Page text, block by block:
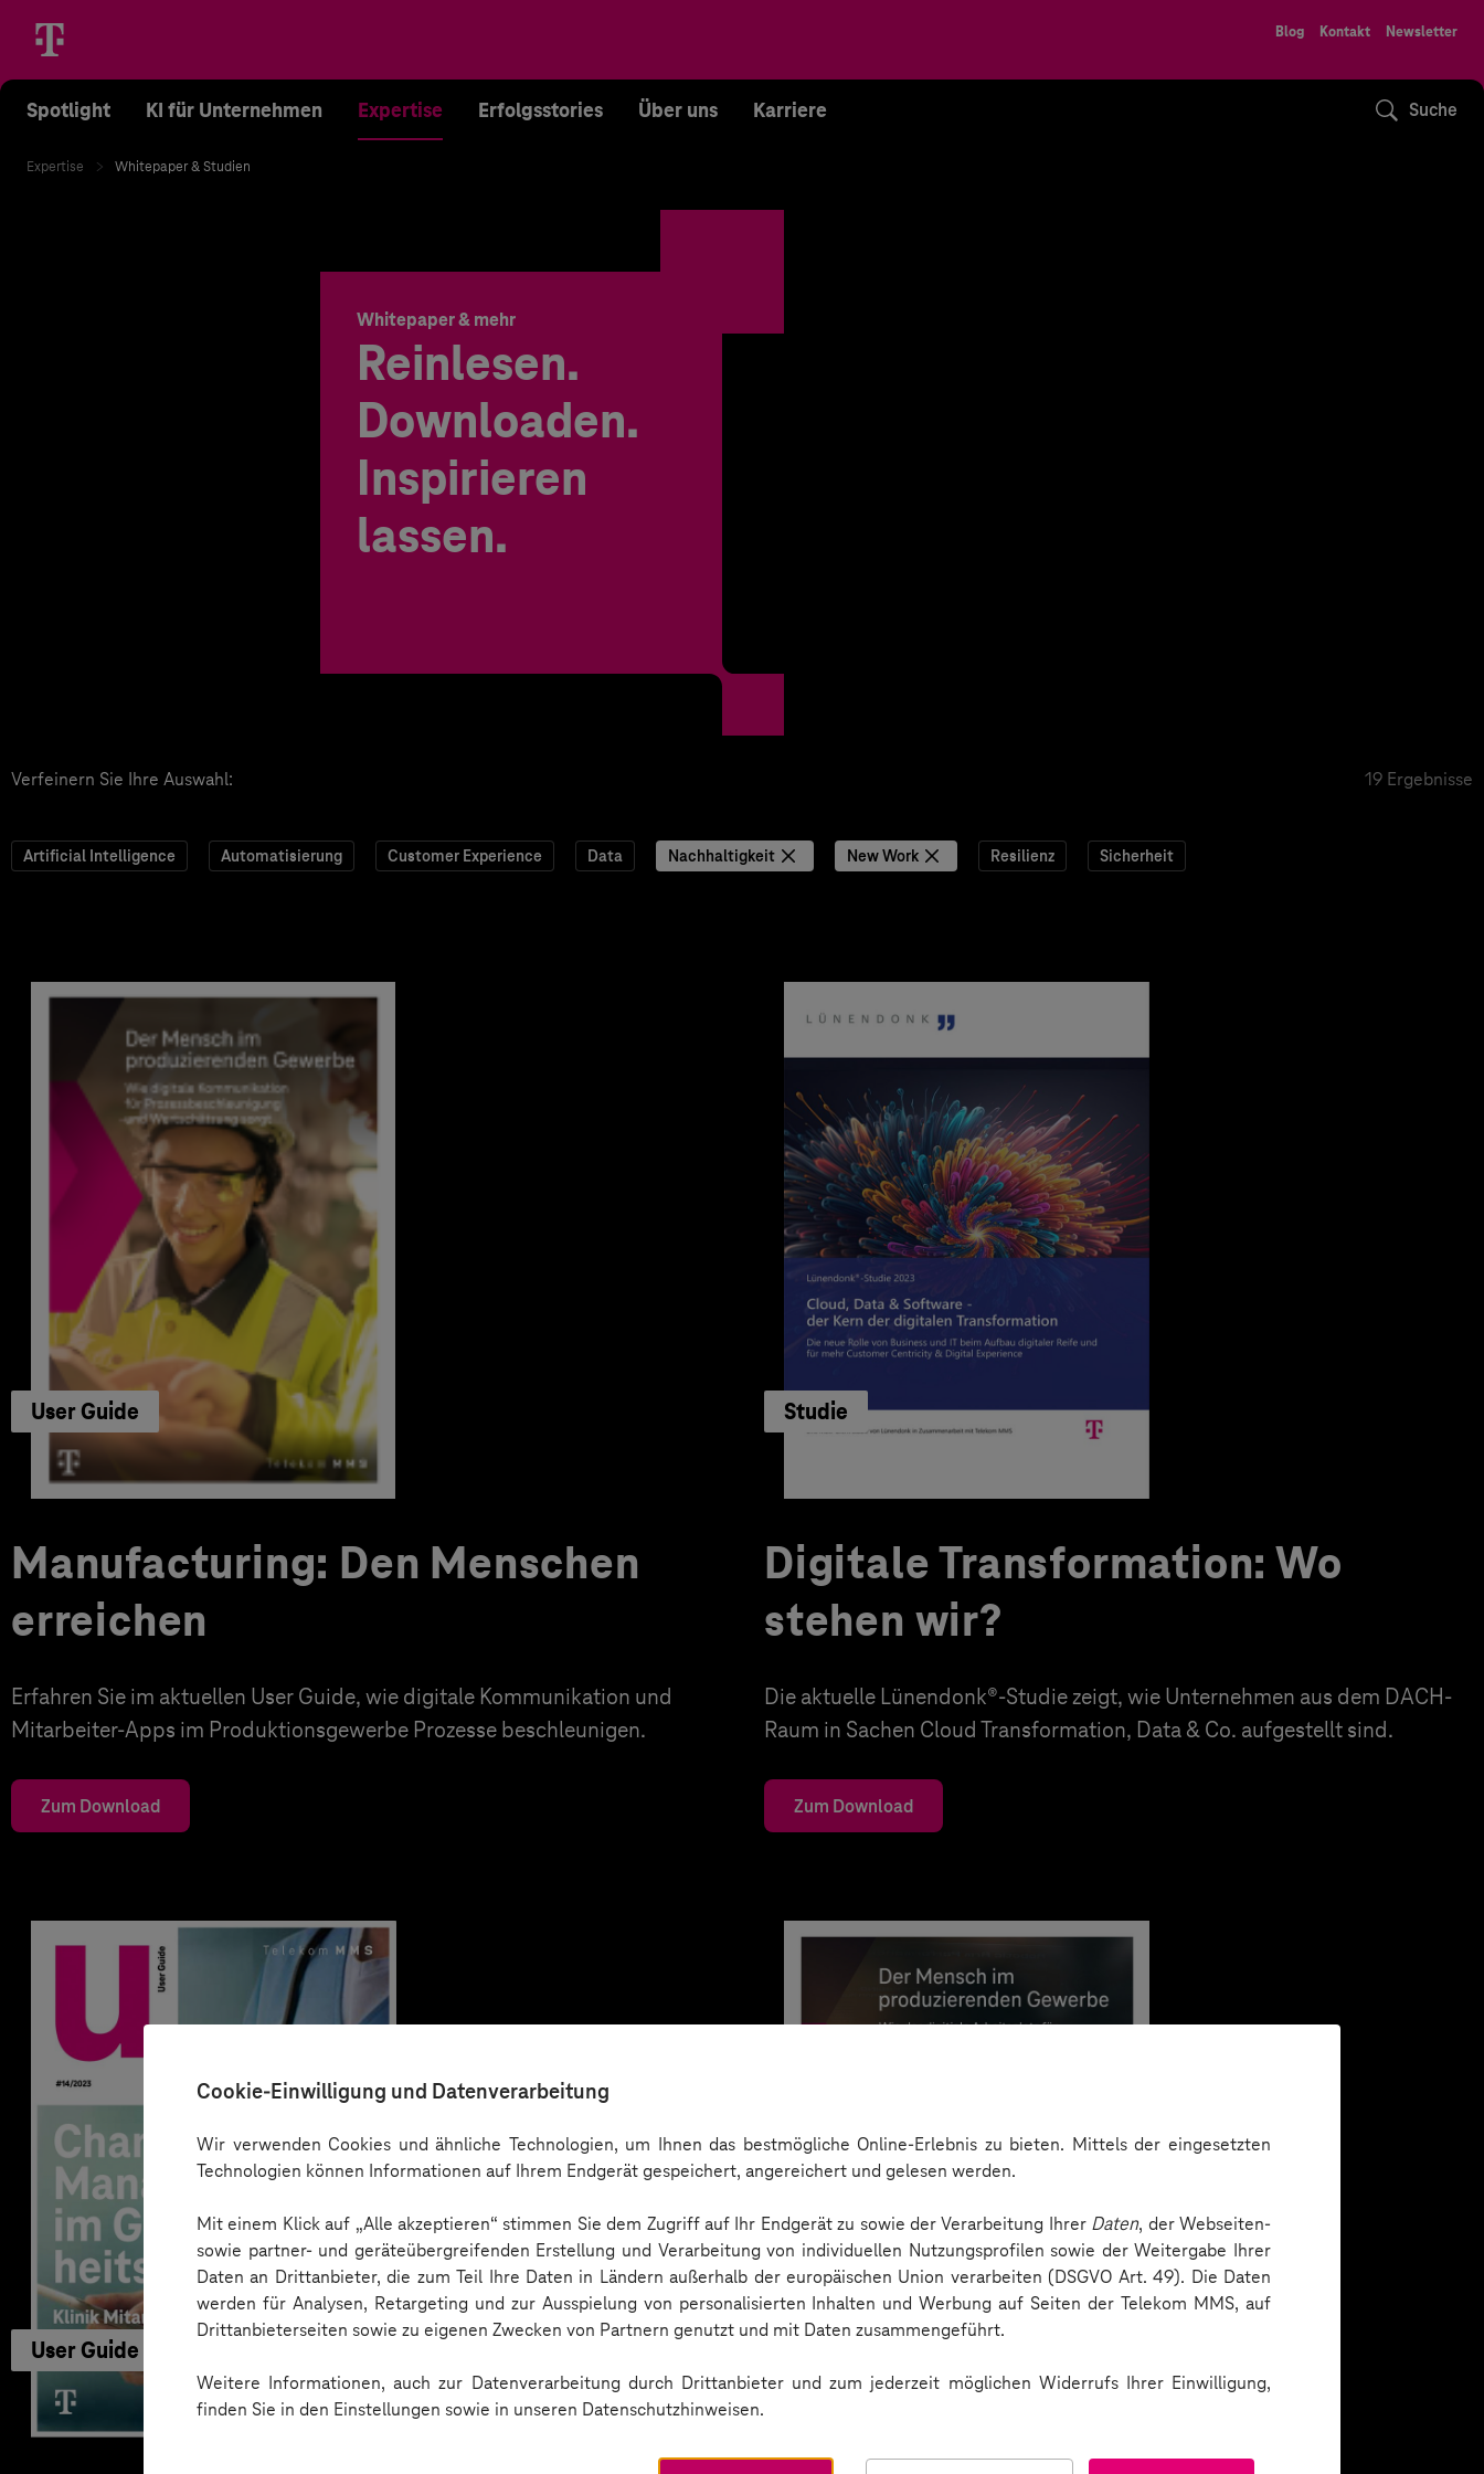
Cookie-Einwilligung und Datenverarbeitung
Wir verwenden Cookies und ähnliche Technologien, um Ihnen das bestmögliche Online-Erlebnis zu bieten. Mittels der eingesetzten
Technologien können Informationen auf Ihrem Endgerät gespeichert, angereichert und gelesen werden.
Mit einem Klick auf „Alle akzeptieren“ stimmen Sie dem Zugriff auf Ihr Endgerät zu sowie der Verarbeitung Ihrer Daten, der Webseiten-
sowie partner- und geräteübergreifenden Erstellung und Verarbeitung von individuellen Nutzungsprofilen sowie der Weitergabe Ihrer
Daten an Drittanbieter, die zum Teil Ihre Daten in Ländern außerhalb der europäischen Union verarbeiten (DSGVO Art. 49). Die Daten
werden für Analysen, Retargeting und zur Ausspielung von personalisierten Inhalten und Werbung auf Seiten der Telekom MMS, auf
Drittanbieterseiten sowie zu eigenen Zwecken von Partnern genutzt und mit Daten zusammengeführt.
Weitere Informationen, auch zur Datenverarbeitung durch Drittanbieter und zum jederzeit möglichen Widerrufs Ihrer Einwilligung,
finden Sie in den Einstellungen sowie in unseren Datenschutzhinweisen.
Blog Kontakt Newsletter
Spotlight KI für Unternehmen Expertise Erfolgsstories Über uns Karriere Suche
Expertise Whitepaper & Studien
Whitepaper & mehr
Reinlesen.
Downloaden.
Inspirieren
lassen.
Verfeinern Sie Ihre Auswahl: 19 Ergebnisse
Artificial Intelligence Automatisierung Customer Experience Data Nachhaltigkeit New Work Resilienz Sicherheit
User Guide
Manufacturing: Den Menschen
erreichen
Erfahren Sie im aktuellen User Guide, wie digitale Kommunikation und
Mitarbeiter-Apps im Produktionsgewerbe Prozesse beschleunigen.
Zum Download
Studie
Digitale Transformation: Wo
stehen wir?
Die aktuelle Lünendonk®-Studie zeigt, wie Unternehmen aus dem DACH-
Raum in Sachen Cloud Transformation, Data & Co. aufgestellt sind.
Zum Download
User Guide